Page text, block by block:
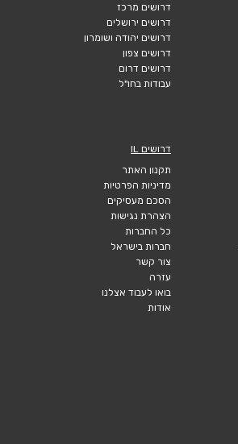
דרושים מרכז
דרושים ירושלים
דרושים יהודה ושומרון
דרושים צפון
דרושים דרום
עבודות בחו"ל
דרושים IL
תקנון האתר
מדיניות הפרטיות
הסכם מעסיקים
הצהרת נגישות
כל החברות
חברות בישראל
צור קשר
עזרה
בואו לעבוד אצלנו
אודות